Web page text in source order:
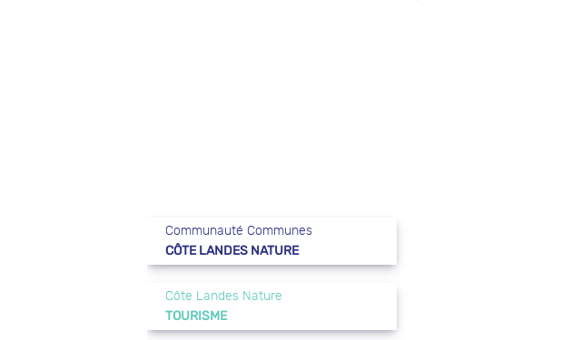
Communauté Communes
CÔTE LANDES NATURE
Côte Landes Nature
TOURISME